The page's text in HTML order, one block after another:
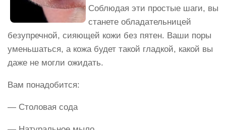
Соблюдая эти простые шаги, вы
станете обладательницей
безупречной, сияющей кожи без пятен. Ваши поры
уменьшаться, а кожа будет такой гладкой, какой вы
даже не могли ожидать.
Вам понадобится:
— Столовая сода